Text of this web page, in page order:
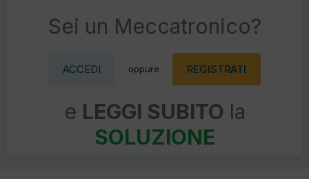
Sei un Meccatronico?
ACCEDI oppure REGISTRATI
e LEGGI SUBITO la
SOLUZIONE